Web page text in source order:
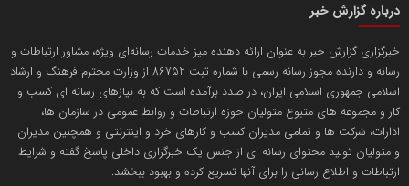
پایگاه اطلاع رسانی دریا و نفت
تریبون
انتشار گسترده محتوا در رسانه گزارش خبر
محمدعلی کرمعلی
درباره گزارش خبر
خبرگزاری گزارش خبر به عنوان ارائه دهنده میز خدمات رسانه‌ای ویژه، مشاور ارتباطات و
رسانه و دارنده مجوز رسانه رسمی با شماره ثبت 86752 از وزارت محترم فرهنگ و ارشاد
اسلامی جمهوری اسلامی ایران، در صدد برآمده است که به نیازهای رسانه ای کسب و
کار و مجموعه های متبوع متولیان حوزه ارتباطات و روابط عمومی در سازمان ها،
ادارات، شرکت ها و تمامی مدیران کسب و کارهای خرد و اینترنتی و همچنین مدیران
و متولیان تولید محتوای رسانه ای از جنس یک خبرگزاری داخلی پاسخ گفته و شرایط
ارتباطات و اطلاع رسانی را برای آنها تسریع کرده و بهبود ببخشد.